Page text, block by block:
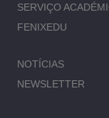
SERVIÇO
FENIXEDU
NOTÍCIAS
NEWSLETTER